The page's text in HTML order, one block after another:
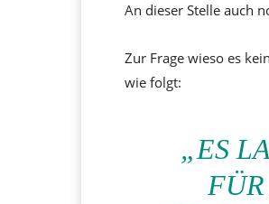
An dieser Stelle auch
Zur Frage wieso es
wie folgt:
„ES